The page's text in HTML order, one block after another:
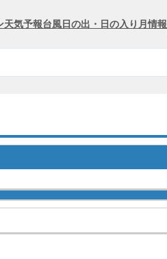
天気予報台風日の出・日の入り 月情報